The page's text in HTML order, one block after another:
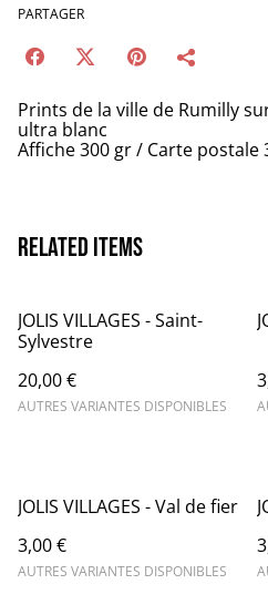
PARTAGER
Prints de la ville de Rumilly
ultra blanc
Affiche 300 gr / Carte postale
Related items
JOLIS VILLAGES - Saint-
Sylvestre
20,00 €
AUTRES VARIANTES DISPONIBLES
JOLIS VILLAGES - Val de fier
3,00 €
AUTRES VARIANTES DISPONIBLES